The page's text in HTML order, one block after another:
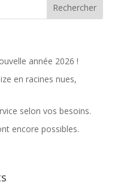
année 2026 !
en racines nues,
selon vos besoins.
encore possibles.